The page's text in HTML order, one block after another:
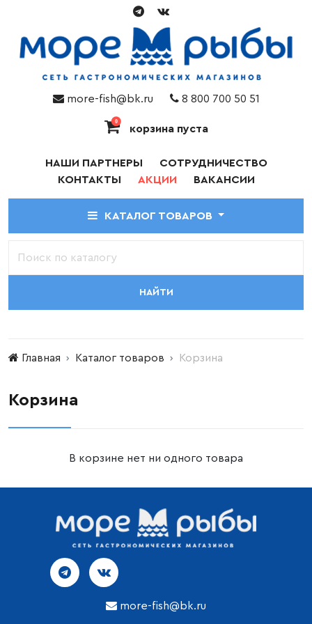
more-fish@bk.ru 8 800 700 50 51
0
корзина пуста
НАШИ ПАРТНЕРЫ
СОТРУДНИЧЕСТВО
КОНТАКТЫ
АКЦИИ ВАКАНСИИ
КАТАЛОГ ТОВАРОВ
НАЙТИ
Главная Каталог товаров Корзина
Корзина
В корзине нет ни одного товара
more-fish@bk.ru